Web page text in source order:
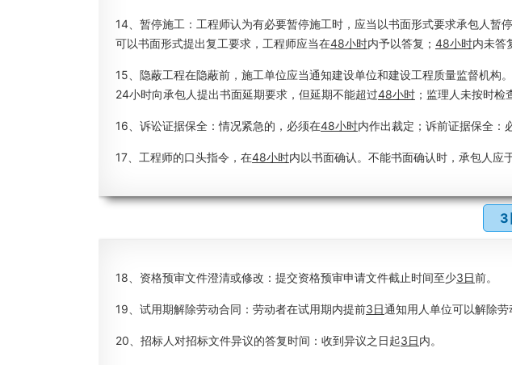
14、暂停施工：工程师认为有必要暂停施工时，应当以书面形式要求承包人暂
可以书面形式提出复工要求，工程师应当在48小时内予以答复； 48小时内未答
15、隐蔽工程在隐蔽前，施工单位应当通知建设单位和建设工程质量监督机构
24小时向承包人提出书面延期要求，但延期不能超过48小时 ；监理人未按时
16、诉讼证据保全：情况紧急的，必须在48小时内作出裁定；诉前证据保全：
17、工程师的口头指令，在48小时内以书面确认。不能书面确认时，承包人应
3
18、资格预审文件澄清或修改：提交资格预审申请文件截止时间至少3日前。
19、试用期解除劳动合同：劳动者在试用期内提前3日通知用人单位可以解除劳
20、招标人对招标文件异议的答复时间：收到异议之日起3日内。